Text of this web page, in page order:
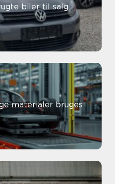
biler til salg
materialer bruges